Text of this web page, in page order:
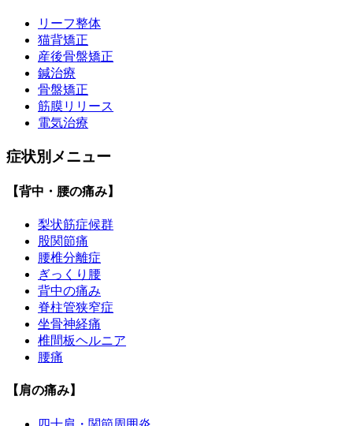
リーフ整体
猫背矯正
産後骨盤矯正
鍼治療
骨盤矯正
筋膜リリース
電気治療
症状別メニュー
【背中・腰の痛み】
梨状筋症候群
股関節痛
腰椎分離症
ぎっくり腰
背中の痛み
脊柱管狭窄症
坐骨神経痛
椎間板ヘルニア
腰痛
【肩の痛み】